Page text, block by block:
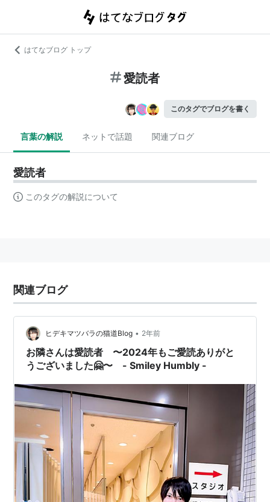
はてなブログ トップ
愛読者
このタグでブログを書く
言葉の解説 ネットで話題 関連ブログ
愛読者
このタグの解説について
関連ブログ
ヒデキマツバラの猫道Blog • 2年前
お隣さんは愛読者 〜2024年もご愛読ありがと
うございました🤗〜 - Smiley Humbly -